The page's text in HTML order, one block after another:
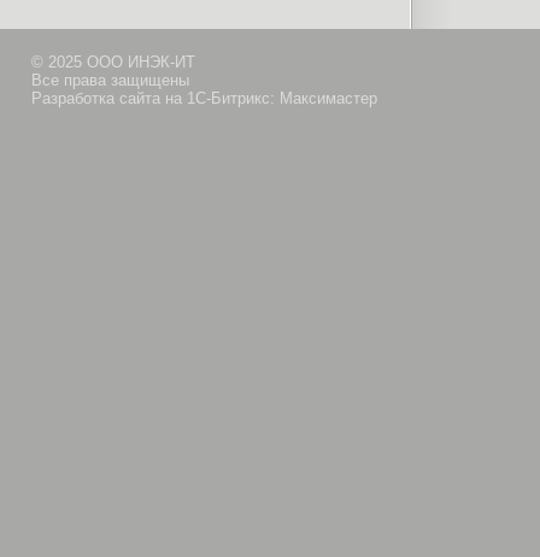
© 2025 ООО ИНЭК-ИТ
Все права защищены
Разработка сайта на 1С-Битрикс: Максимастер